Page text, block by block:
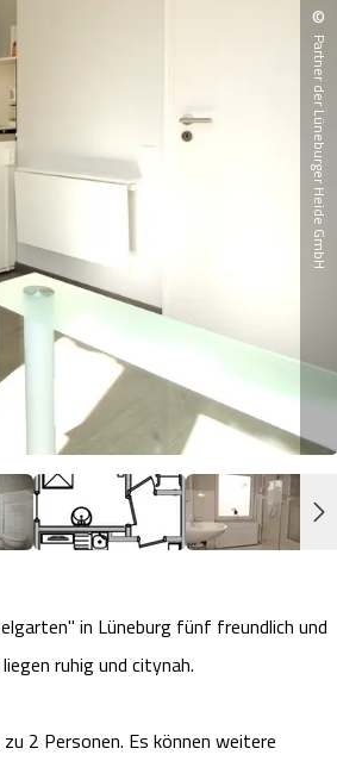
©
Partner der Lüneburger Heide GmbH
in Lüneburg fünf freundlich und
ruhig und citynah.
2 Personen. Es können weitere